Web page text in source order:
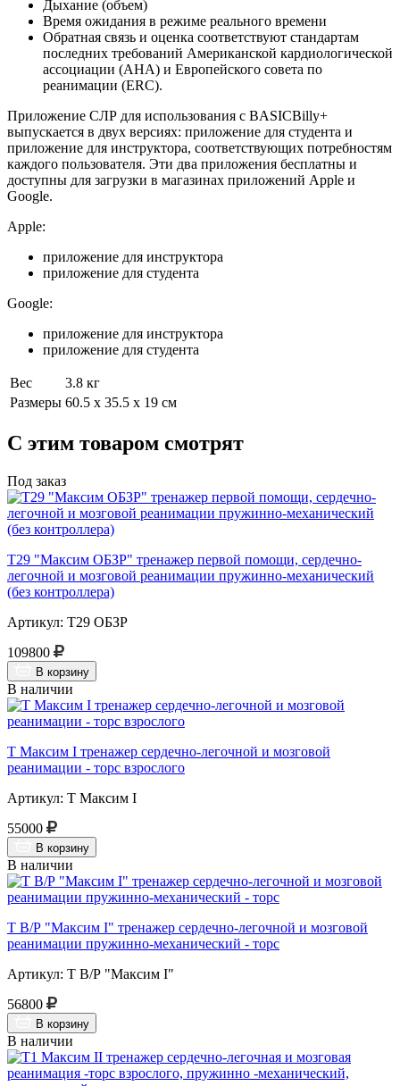
Дыхание (объем)
Время ожидания в режиме реального времени
Обратная связь и оценка соответствуют стандартам
последних требований Американской кардиологической
ассоциации (AHA) и Европейского совета по
реанимации (ERC).
Приложение СЛР для использования с BASICBilly+
выпускается в двух версиях: приложение для студента и
приложение для инструктора, соответствующих потребностям
каждого пользователя. Эти два приложения бесплатны и
доступны для загрузки в магазинах приложений Apple и
Google.
Apple:
приложение для инструктора
приложение для студента
Google:
приложение для инструктора
приложение для студента
Вес
3.8 кг
Размеры 60.5 x 35.5 x 19 см
С этим товаром смотрят
Под заказ
Т29 "Максим ОБЗР" тренажер первой помощи, сердечно-
легочной и мозговой реанимации пружинно-механический
(без контроллера)
Артикул: Т29 ОБЗР
109800
В корзину
В наличии
Т Максим I тренажер сердечно-легочной и мозговой
реанимации - торс взрослого
Артикул: Т Максим I
55000
В корзину
В наличии
Т В/Р "Максим I" тренажер сердечно-легочной и мозговой
реанимации пружинно-механический - торс
Артикул: Т В/Р "Максим I"
56800
В корзину
В наличии